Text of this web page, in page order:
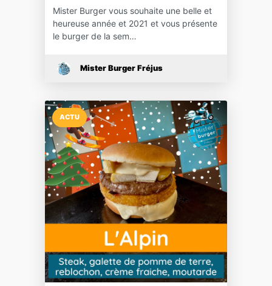
Mister Burger vous souhaite une belle et
heureuse année et 2021 et vous présente
le burger de la sem…
Mister Burger Fréjus
ACTU